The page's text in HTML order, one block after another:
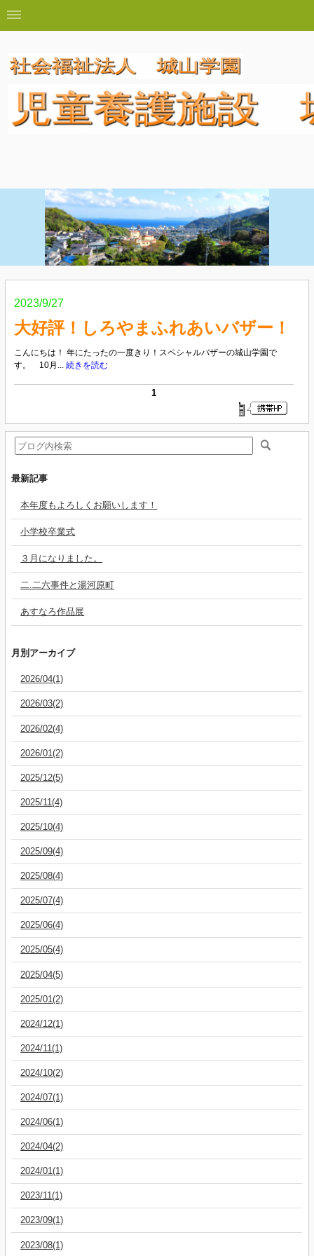
2023/9/27
大好評！しろやまふれあいバザー！
こんにちは！ 年にたったの一度きり！スペシャルバザーの城山学園で
す。 10月... 続きを読む
1
最新記事
本年度もよろしくお願いします！
小学校卒業式
３月になりました。
二.二六事件と湯河原町
あすなろ作品展
月別アーカイブ
2026/04(1)
2026/03(2)
2026/02(4)
2026/01(2)
2025/12(5)
2025/11(4)
2025/10(4)
2025/09(4)
2025/08(4)
2025/07(4)
2025/06(4)
2025/05(4)
2025/04(5)
2025/01(2)
2024/12(1)
2024/11(1)
2024/10(2)
2024/07(1)
2024/06(1)
2024/04(2)
2024/01(1)
2023/11(1)
2023/09(1)
2023/08(1)